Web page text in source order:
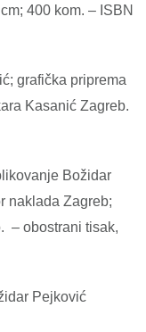
400 kom. – ISBN
grafička priprema
Kasanić Zagreb.
Božidar
naklada Zagreb;
– obostrani tisak,
Pejković